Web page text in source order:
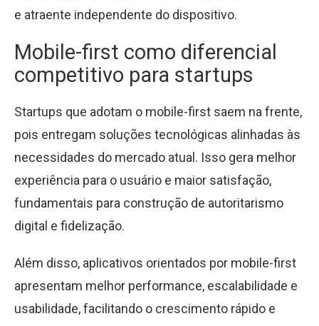
e atraente independente do dispositivo.
Mobile-first como diferencial
competitivo para startups
Startups que adotam o mobile-first saem na frente,
pois entregam soluções tecnológicas alinhadas às
necessidades do mercado atual. Isso gera melhor
experiência para o usuário e maior satisfação,
fundamentais para construção de autoritarismo
digital e fidelização.
Além disso, aplicativos orientados por mobile-first
apresentam melhor performance, escalabilidade e
usabilidade, facilitando o crescimento rápido e